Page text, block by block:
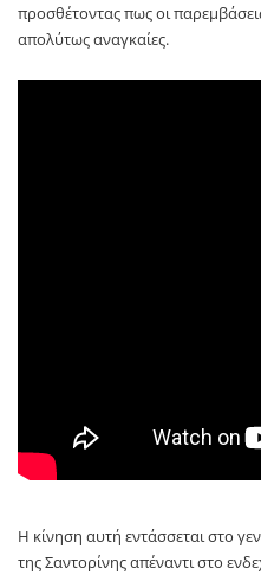
προσθέτοντας πως οι
απολύτως αναγκαίες.
Η κίνηση αυτή εντάσσεται στο
της Σαντορίνης απέναντι στο